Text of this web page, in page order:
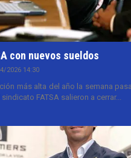
con nuevos sueldos
2026 14:30
más alta del año la semana
FATSA salieron a cerrar...